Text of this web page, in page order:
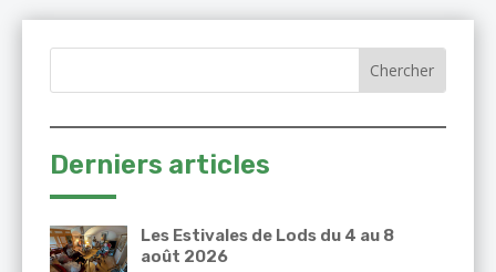
Derniers articles
Les Estivales de Lods du 4 au 8
août 2026